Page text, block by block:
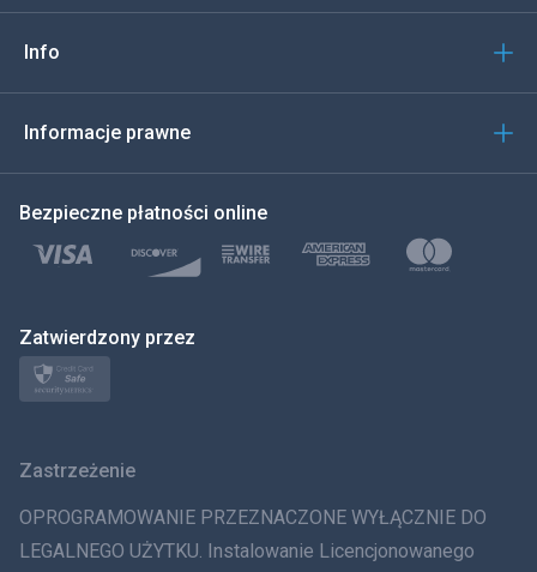
Włoski
한국의
ภาษาไทย
简体中文
Info
Informacje prawne
Bezpieczne płatności online
Zatwierdzony przez
Zastrzeżenie
OPROGRAMOWANIE PRZEZNACZONE WYŁĄCZNIE DO
LEGALNEGO UŻYTKU. Instalowanie Licencjonowanego